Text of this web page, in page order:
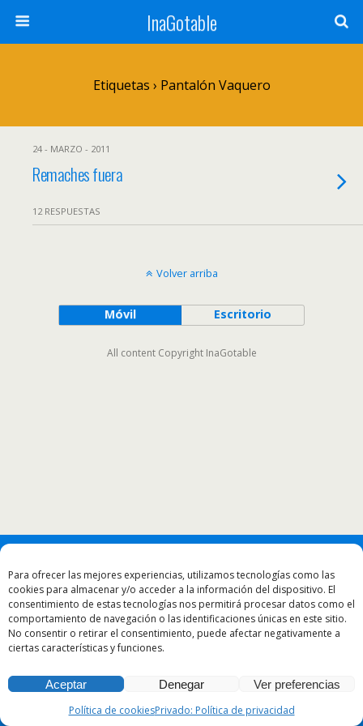
Para ofrecer las mejores experiencias, utilizamos tecnologías como las
cookies para almacenar y/o acceder a la información del dispositivo. El
consentimiento de estas tecnologías nos permitirá procesar datos como el
comportamiento de navegación o las identificaciones únicas en este sitio.
No consentir o retirar el consentimiento, puede afectar negativamente a
ciertas características y funciones.
Aceptar Denegar
Ver preferencias
Política de cookiesPrivado: Política de privacidad
InaGotable
Etiquetas › Pantalón Vaquero
24 - MARZO - 2011
Remaches fuera
12 RESPUESTAS
Volver arriba
Móvil Escritorio
All content Copyright InaGotable